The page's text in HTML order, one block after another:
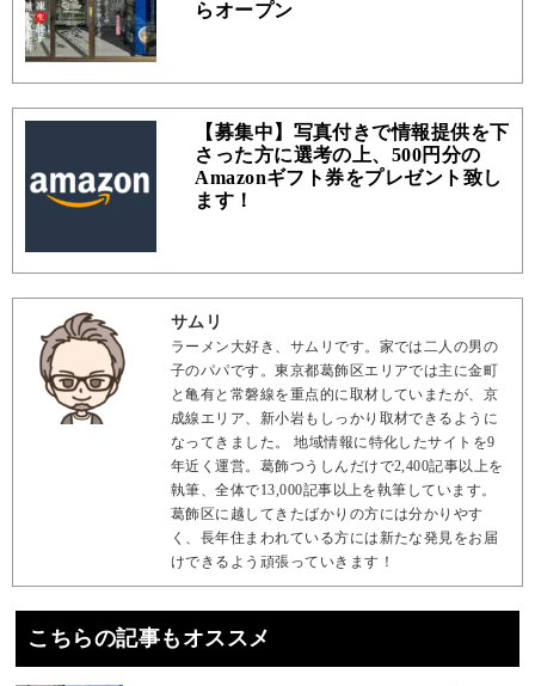
らオープン
【募集中】写真付きで情報提供を下
さった方に選考の上、500円分の
Amazonギフト券をプレゼント致し
ます！
サムリ
ラーメン大好き、サムリです。家では二人の男の
子のパパです。東京都葛飾区エリアでは主に金町
と亀有と常磐線を重点的に取材していまたが、京
成線エリア、新小岩もしっかり取材できるように
なってきました。 地域情報に特化したサイトを9
年近く運営。葛飾つうしんだけで2,400記事以上を
執筆、全体で13,000記事以上を執筆しています。
葛飾区に越してきたばかりの方には分かりやす
く、長年住まわれている方には新たな発見をお届
けできるよう頑張っていきます！
こちらの記事もオススメ